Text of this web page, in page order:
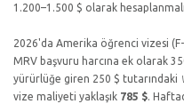
1.200–1.500 $ olarak hesaplanmalı.
2026'da Amerika öğrenci vizesi
MRV başvuru harcına ek olarak
yürürlüğe giren 250 $ tutarındaki
vize maliyeti yaklaşık 785 $.